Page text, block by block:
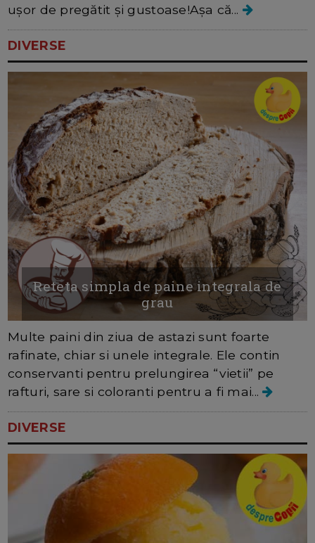
ușor de pregătit și gustoase!Așa că...
DIVERSE
Reteta simpla de paine integrala de
grau
Multe paini din ziua de astazi sunt foarte
rafinate, chiar si unele integrale. Ele contin
conservanti pentru prelungirea “vietii” pe
rafturi, sare si coloranti pentru a fi mai...
DIVERSE